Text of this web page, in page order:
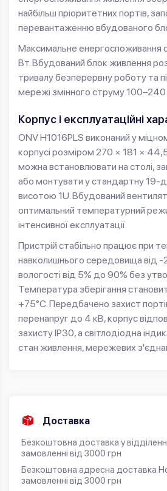
найбільш пріоритетних портів,
перевантаженню вбудованого
Максимальне енергоспоживання
Вт. Вбудований блок живлення
тривалу безперервну роботу та
мережі змінного струму 100–240
Корпус і експлуатаційні
ONV H1016PLS виконаний у
корпусі розміром 270 × 181 ×
можна встановлювати на столі,
або монтувати у стандартну 19-
висотою 1U. Вбудований
оптимальний температурний
інтенсивної експлуатації.
Пристрій стабільно працює при
навколишнього середовища від -
вологості від 5% до 90% без
Температура зберігання
+75°C. Передбачено захист
перенапруг до 4 кВ, корпус
захисту IP30, а світлодіодна
стан живлення, мережевих
Доставка
Безкоштовна доставка у
замовленні від 3000 грн
Безкоштовна адресна доставка
замовленні від 3000 грн